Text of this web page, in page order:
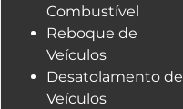
Combustível
Reboque de
Veículos
Desatolamento de
Veículos